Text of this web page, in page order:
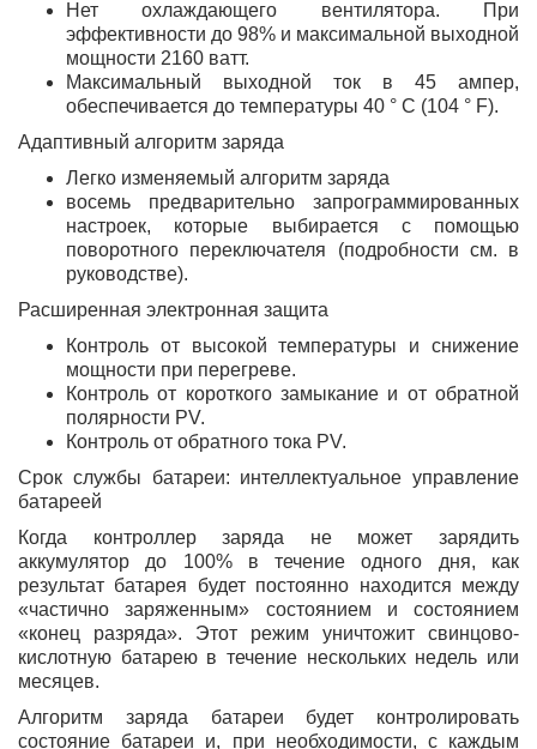
Нет охлаждающего вентилятора. При
эффективности до 98% и максимальной выходной
мощности 2160 ватт.
Максимальный выходной ток в 45 ампер,
обеспечивается до температуры 40 ° C (104 ° F).
Адаптивный алгоритм заряда
Легко изменяемый алгоритм заряда
восемь предварительно запрограммированных
настроек, которые выбирается с помощью
поворотного переключателя (подробности см. в
руководстве).
Расширенная электронная защита
Контроль от высокой температуры и снижение
мощности при перегреве.
Контроль от короткого замыкание и от обратной
полярности PV.
Контроль от обратного тока PV.
Срок службы батареи: интеллектуальное управление
батареей
Когда контроллер заряда не может зарядить
аккумулятор до 100% в течение одного дня, как
результат батарея будет постоянно находится между
«частично заряженным» состоянием и состоянием
«конец разряда». Этот режим уничтожит свинцово-
кислотную батарею в течение нескольких недель или
месяцев.
Алгоритм заряда батареи будет контролировать
состояние батареи и, при необходимости, с каждым